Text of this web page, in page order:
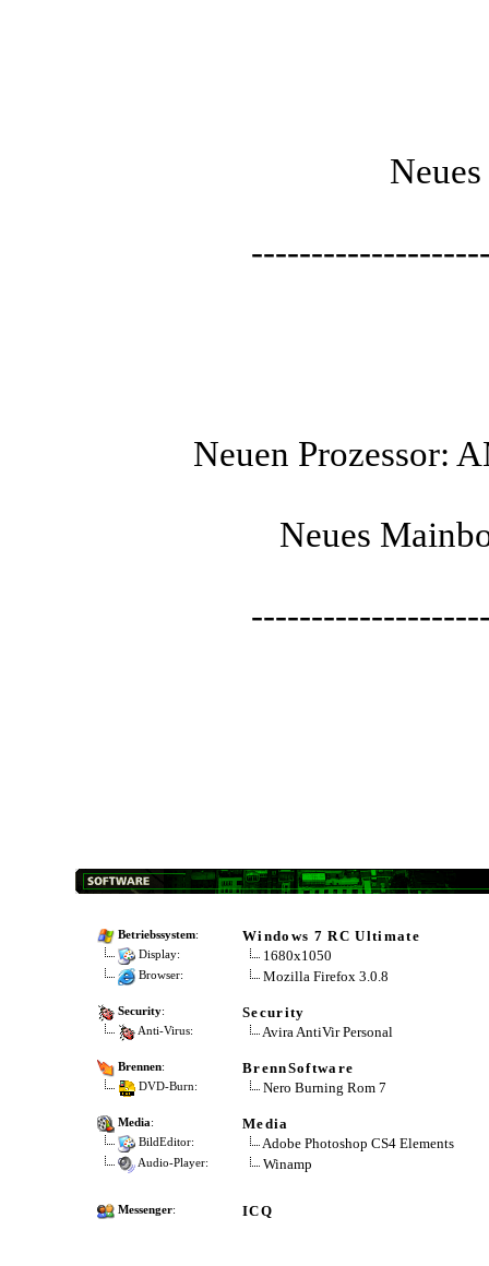
Neuen Prozessor:
Neues
Betriebssystem: Windows 7 RC Ultimate
Display: 1680x1050
Browser: Mozilla Firefox 3.0.8
Security: Security
Anti-Virus: Avira AntiVir Personal
Brennen: BrennSoftware
DVD-Burn: Nero Burning Rom 7
Media: Media
BildEditor: Adobe Photoshop CS4 Elements
Audio-Player: Winamp
Messenger: ICQ